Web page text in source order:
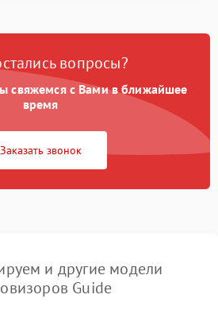
вопросы?
свяжемся с Вами в ближайшее
время
Заказать звонок
и другие модели
Guide